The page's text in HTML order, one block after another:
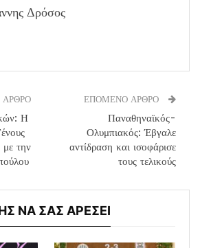
Δρόσος
Η
την
ΕΠΟΜΕΝΟ ΑΡΘΡΟ
Παναθηναϊκός-
Ολυμπιακός: Έβγαλε
αντίδραση και ισοφάρισε
τους τελικούς
ΝΑ ΣΑΣ ΑΡΕΣΕΙ